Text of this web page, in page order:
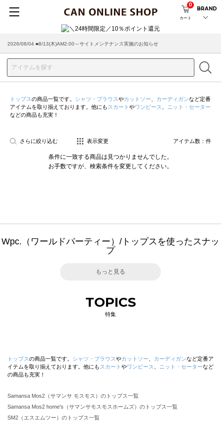
カート
0
BRAND
2026/08/04 ■8/13(木)AM2:00～サイトメンテナンス実施のお知らせ
トップスの商品一覧です。 シャツ・ブラウスやカットソー カーディガンなど定番
アイテムを取り揃えております。他にも スカート やワンピース
ニット・セーター
などの商品も充実！
さらに絞り込む 表示変更 アイテム数： 件
条件に一致する商品は見つかりませんでした。
お手数ですが、検索条件を変更してください。
Wpc.（ワールドパーティー）/トップスを使ったスナッ
プ
もっと見る
TOPICS
特集
トップスの商品一覧です。 シャツ・ブラウスやカットソー カーディガンなど定番ア
イテムを取り揃えております。他にも スカート やワンピース ニット・セーターなど
の商品も充実！
Samansa Mos2（サマンサ モスモス）のトップス一覧
Samansa Mos2 home's（サマンサモスモスホームズ）のトップス一覧
SM2（エスエムツー）のトップス一覧